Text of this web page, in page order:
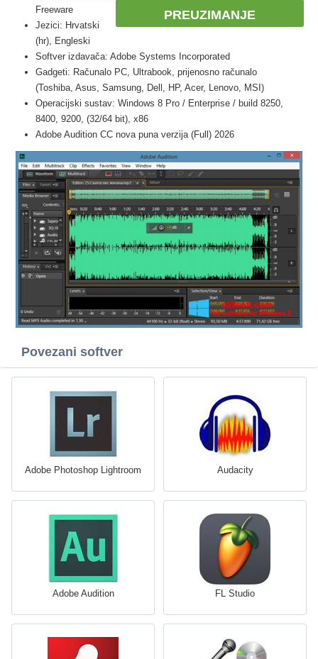
PREUZIMANJE
Freeware
Jezici: Hrvatski
(hr), Engleski
Softver izdavača: Adobe Systems Incorporated
Gadgeti: Računalo PC, Ultrabook, prijenosno računalo
(Toshiba, Asus, Samsung, Dell, HP, Acer, Lenovo, MSI)
Operacijski sustav: Windows 8 Pro / Enterprise / build 8250,
8400, 9200, (32/64 bit), x86
Adobe Audition CC nova puna verzija (Full) 2026
Povezani softver
Adobe Photoshop Lightroom Audacity
Adobe Audition FL Studio